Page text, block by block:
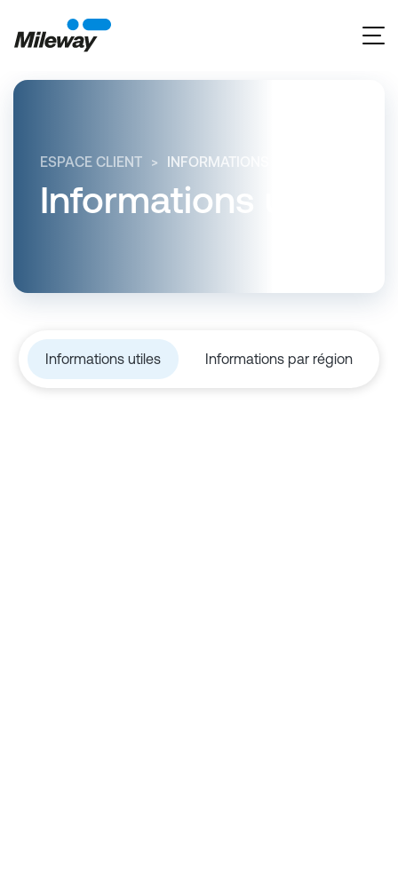
ESPACE CLIENT INFORMATIONS UTILES
Informations utiles
Informations utiles Informations par région